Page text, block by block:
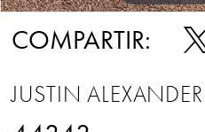
COMPARTIR:
JUSTIN